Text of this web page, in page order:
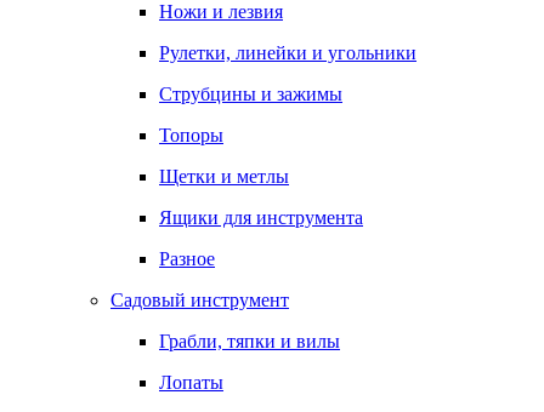
Ножи и лезвия
Рулетки, линейки и угольники
Струбцины и зажимы
Топоры
Щетки и метлы
Ящики для инструмента
Разное
Садовый инструмент
Грабли, тяпки и вилы
Лопаты